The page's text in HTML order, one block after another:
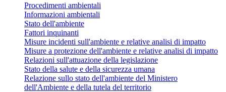
Procedimenti ambientali
Informazioni ambientali
Stato dell'ambiente
Fattori inquinanti
Misure incidenti sull'ambiente e relative analisi di impatto
Misure a protezione dell'ambiente e relative analisi di impatto
Relazioni sull'attuazione della legislazione
Stato della salute e della sicurezza umana
Relazione sullo stato dell'ambiente del Ministero
dell'Ambiente e della tutela del territorio